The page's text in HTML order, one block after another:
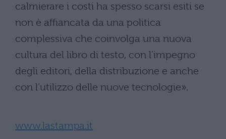
calmierare i costi ha spesso scarsi esiti se
non è affiancata da una politica
complessiva che coinvolga una nuova
cultura del libro di testo, con l’impegno
degli editori, della distribuzione e anche
con l’utilizzo delle nuove tecnologie».
www.lastampa.it